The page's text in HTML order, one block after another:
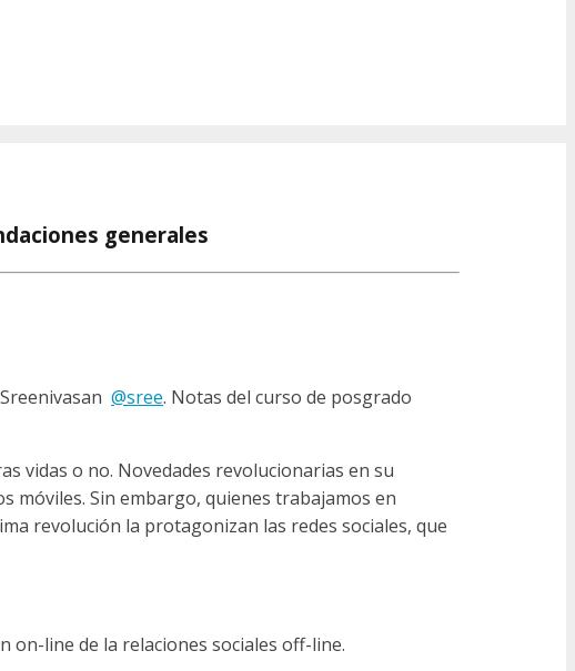
generales
@sree. Notas del curso de posgrado
vidas o no. Novedades revolucionarias en su
móviles. Sin embargo, quienes trabajamos en
revolución la protagonizan las redes sociales, que
on-line de la relaciones sociales off-line.